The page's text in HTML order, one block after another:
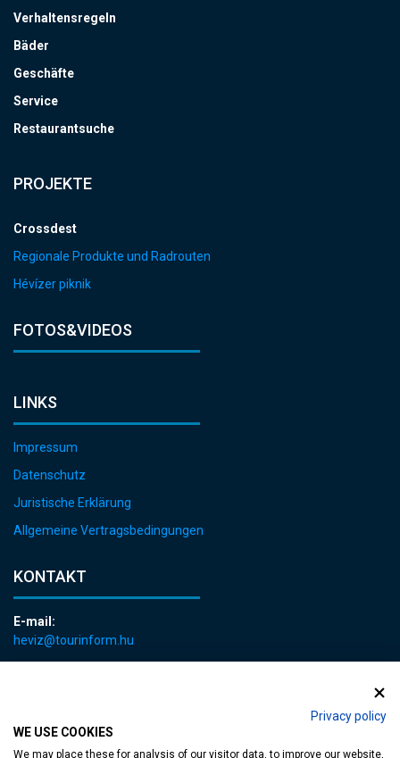
Privacy policy
WE USE COOKIES
We may place these for analysis of our visitor data, to improve our website,
Verhaltensregeln
Bäder
Geschäfte
Service
Restaurantsuche
PROJEKTE
Crossdest
Regionale Produkte und Radrouten
Hévízer piknik
FOTOS&VIDEOS
LINKS
Impressum
Datenschutz
Juristische Erklärung
Allgemeine Vertragsbedingungen
KONTAKT
E-mail:
heviz@tourinform.hu